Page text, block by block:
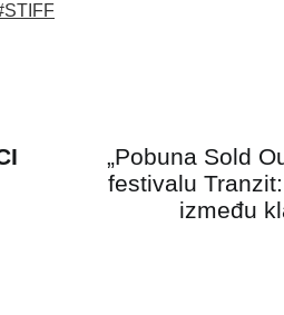
„Pobuna Sold
festivalu
između